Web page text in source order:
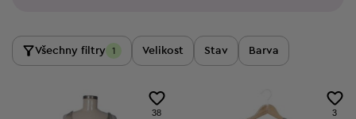
Všechny filtry 1 Velikost Stav Barva
38 3